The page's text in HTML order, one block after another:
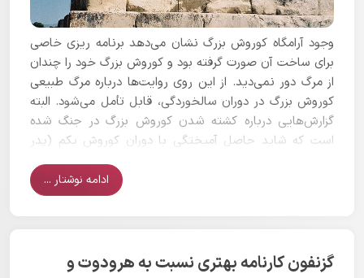
وجود آرامگاه کوروش بزرگ نشان می‌دهد برنامه ریزی خاصی
برای ساخت آن صورت گرفته بود و کوروش بزرگ خود را چندان
از مرگ دور نمی‌دید. از این روی روایت‌ها درباره مرگ طبیعی
کوروش بزرگ در دوران سالخوردگی، قابل تأمل می‌شود. البته
گزارش‌هایی درباره کشته شدن کوروش بزرگ در جنگ شده
است که شاید حاصل آمیختگی با دوران کوروش یکم (پدر
ادامه نوشتار ...
گزنفون کارنامه بهتری نسبت به هرودوت و